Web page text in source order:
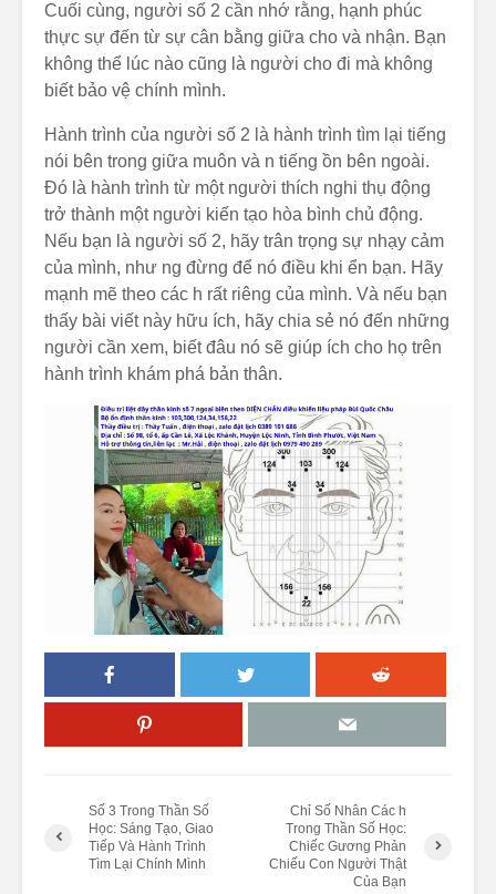
Cuối cùng, người số 2 cần nhớ rằng, hạnh phúc
thực sự đến từ sự cân bằng giữa cho và nhận. Bạn
không thể lúc nào cũng là người cho đi mà không
biết bảo vệ chính mình.
Hành trình của người số 2 là hành trình tìm lại tiếng
nói bên trong giữa muôn và n tiếng ồn bên ngoài.
Đó là hành trình từ một người thích nghi thụ động
trở thành một người kiến tạo hòa bình chủ động.
Nếu bạn là người số 2, hãy trân trọng sự nhạy cảm
của mình, như ng đừng để nó điều khi ển bạn. Hãy
mạnh mẽ theo các h rất riêng của mình. Và nếu bạn
thấy bài viết này hữu ích, hãy chia sẻ nó đến những
người cần xem, biết đâu nó sẽ giúp ích cho họ trên
hành trình khám phá bản thân.
Số 3 Trong Thần Số
Học: Sáng Tạo, Giao
Tiếp Và Hành Trình
Tìm Lại Chính Mình
Chỉ Số Nhân Các h
Trong Thần Số Học:
Chiếc Gương Phản
Chiếu Con Người Thật
Của Bạn